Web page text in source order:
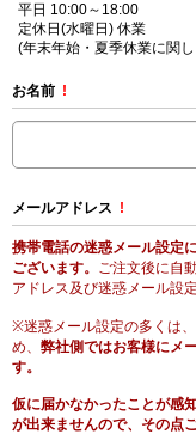
平日 10:00～18:00
定休日(水曜日) 休業
(年末年始・夏季休業に関
お名前 !
メールアドレス !
携帯電話の迷惑メール設定
ございます。 ご注文後に自
アドレス及び迷惑メール設
※迷惑メール設定の多くは
め、 弊社側ではお客様にメ
す。
仮に届かなかったことが感
が出来ませんので、その点